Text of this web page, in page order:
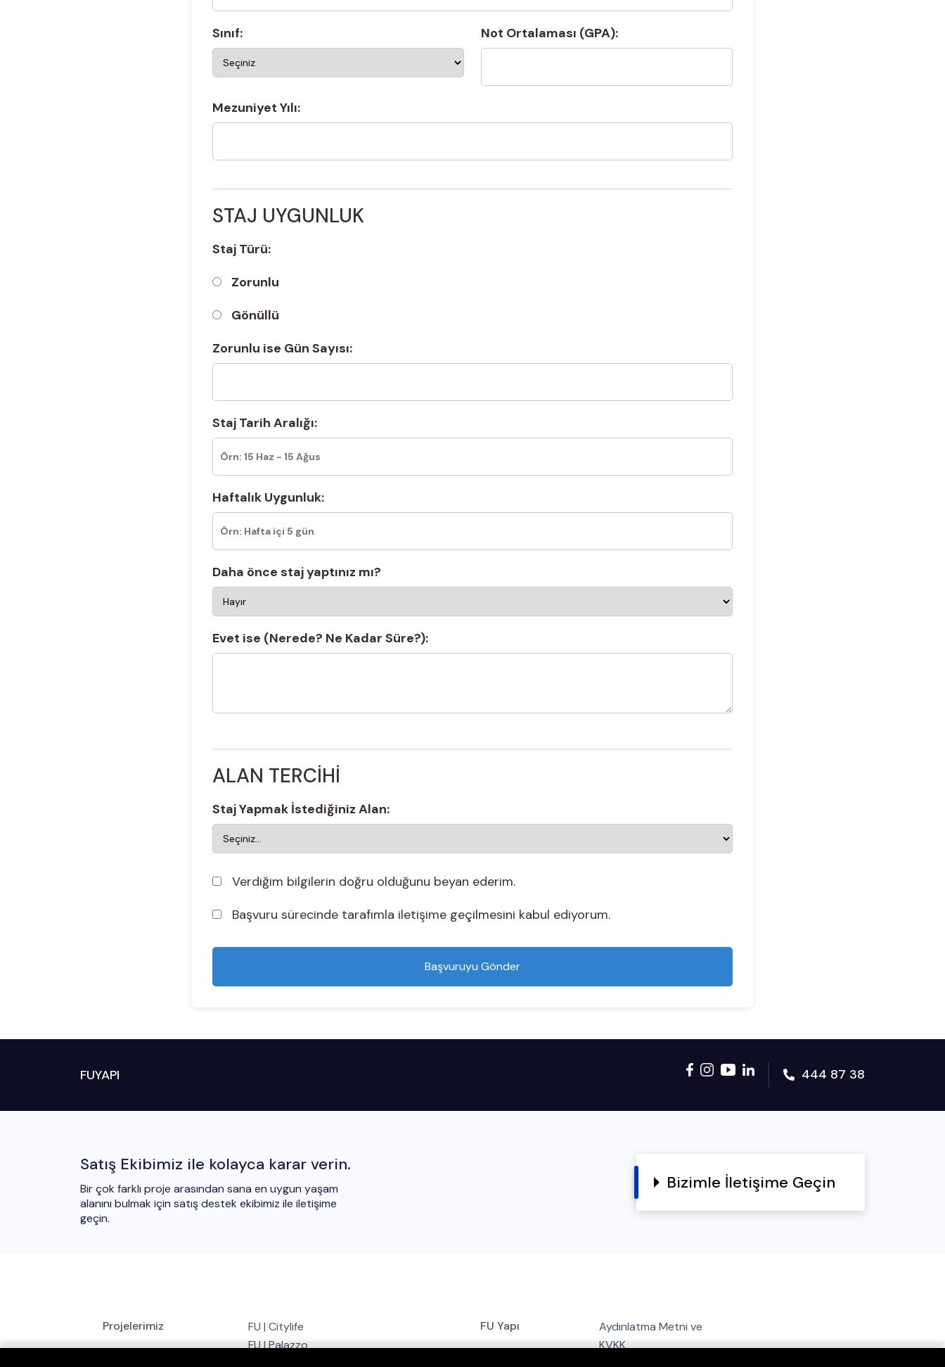
Sınıf: Not Ortalaması (GPA):
Mezuniyet Yılı:
STAJ UYGUNLUK
Staj Türü:
Zorunlu
Gönüllü
Zorunlu ise Gün Sayısı:
Staj Tarih Aralığı:
Haftalık Uygunluk:
Daha önce staj yaptınız mı?
Evet ise (Nerede? Ne Kadar Süre?):
ALAN TERCİHİ
Staj Yapmak İstediğiniz Alan:
Verdiğim bilgilerin doğru olduğunu beyan ederim.
Başvuru sürecinde tarafımla iletişime geçilmesini kabul ediyorum.
Başvuruyu Gönder
FUYAPI 444 87 38
Satış Ekibimiz ile kolayca karar verin.
Bir çok farklı proje arasından sana en uygun yaşam
alanını bulmak için satış destek ekibimiz ile iletişime
geçin.
Bizimle İletişime Geçin
Projelerimiz
FU | Citylife
FU | Palazzo
FU Yapı
Aydınlatma Metni ve
KVKK